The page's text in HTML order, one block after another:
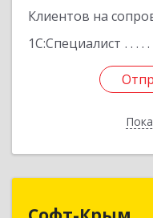
Клиентов на
1С:Специалист